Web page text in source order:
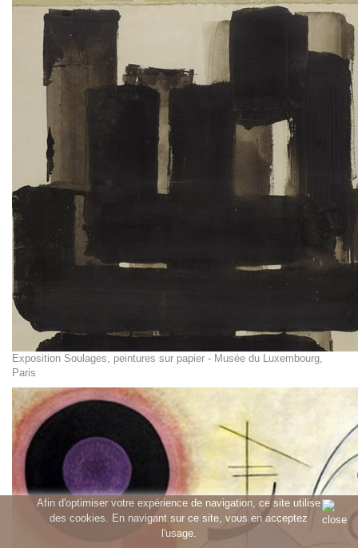
Afin d'optimiser votre expérience de navigation, ce site utilise
des cookies. En navigant sur ce site, vous en acceptez
l'usage.
Exposition Soulages, peintures sur papier - Musée du Luxembourg,
Paris